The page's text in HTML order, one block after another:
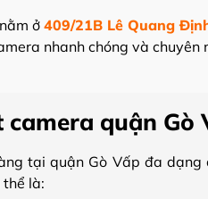
ở409/21B Lê Quang
nhanh chóng và
quận Gò
tại quận Gò Vấp đa
thể là: